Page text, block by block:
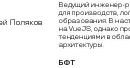
Поляков
Ведущий инженер-
для производств,
образования. В
на VueJS, однако
тенденциями в
архитектуры.
БФТ